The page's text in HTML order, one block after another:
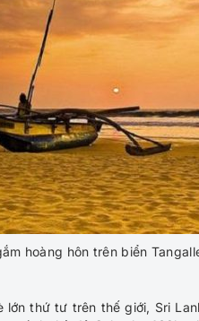
hoàng hôn trên biển
thứ tư trên thế giới, Sri